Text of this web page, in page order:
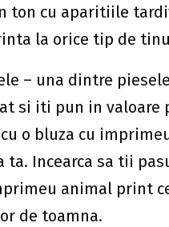
ton cu aparitiile
la orice tip de
– una dintre
si iti pun in valoare
o bluza cu
Incearca sa tii
animal print
de toamna.